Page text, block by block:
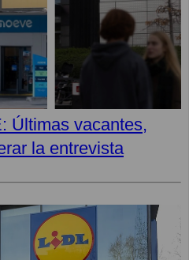
Últimas vacantes,
la entrevista